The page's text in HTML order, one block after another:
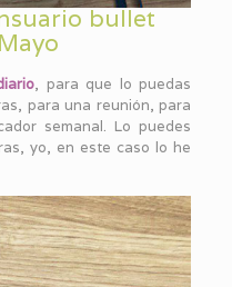
bullet
, para que lo puedas
para una reunión, para
semanal. Lo puedes
yo, en este caso lo he